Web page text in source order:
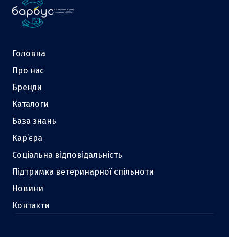
Ваш надійний партнер
у зоотоварах з 2000 р.
Головна
Про нас
Бренди
Каталоги
База знань
Кар’єра
Соціальна відповідальність
Підтримка ветеринарної спільноти
Новини
Контакти